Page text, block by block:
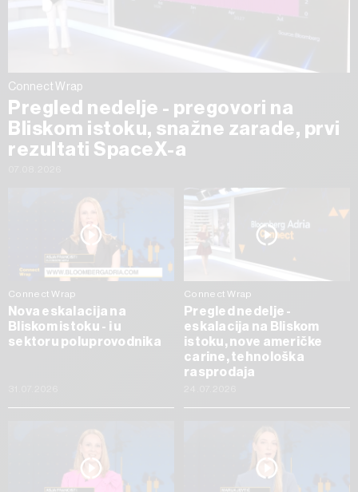
Connect Wrap
Pregled nedelje - pregovori na
Bliskom istoku, snažne zarade, prvi
rezultati SpaceX-a
Connect Wrap
Nova eskalacija na
Bliskom istoku - i u
sektoru poluprovodnika
Connect Wrap
Pregled nedelje -
eskalacija na Bliskom
istoku, nove američke
carine, tehnološka
rasprodaja